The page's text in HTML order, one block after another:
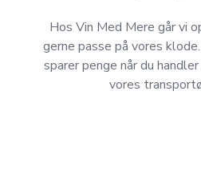
Hos Vin Med Mere går vi
gerne passe på vores
sparer penge når du
vores